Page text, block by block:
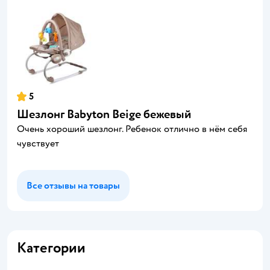
5
Шезлонг Babyton Beige бежевый
Очень хороший шезлонг. Ребенок отлично в нём себя
чувствует
Все отзывы на товары
Категории